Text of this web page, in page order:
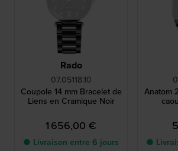
Rado
07.05118.10
Coupole 14 mm Bracelet de
Liens en Cramique Noir
1 656,00 €
● Livraison entre 6 jours
Anatom
●